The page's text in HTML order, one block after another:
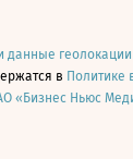
данные геолокации
в Политике
«Бизнес Ньюс